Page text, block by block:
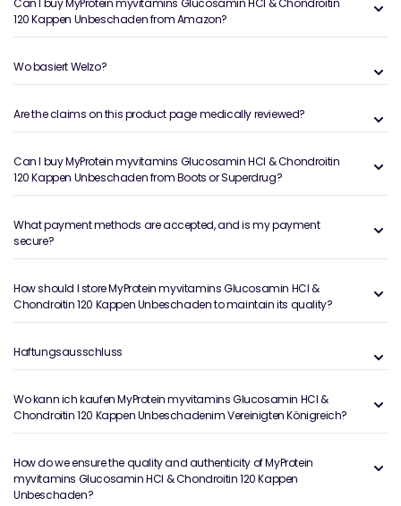
Can I buy MyProtein myvitamins Glucosamin HCl & Chondroitin
120 Kappen Unbeschaden from Amazon?
Wo basiert Welzo?
Are the claims on this product page medically reviewed?
Can I buy MyProtein myvitamins Glucosamin HCl & Chondroitin
120 Kappen Unbeschaden from Boots or Superdrug?
What payment methods are accepted, and is my payment
secure?
How should I store MyProtein myvitamins Glucosamin HCl &
Chondroitin 120 Kappen Unbeschaden to maintain its quality?
Haftungsausschluss
Wo kann ich kaufen MyProtein myvitamins Glucosamin HCl &
Chondroitin 120 Kappen Unbeschadenim Vereinigten Königreich?
How do we ensure the quality and authenticity of MyProtein
myvitamins Glucosamin HCl & Chondroitin 120 Kappen
Unbeschaden?